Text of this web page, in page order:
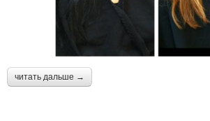
читать дальше →